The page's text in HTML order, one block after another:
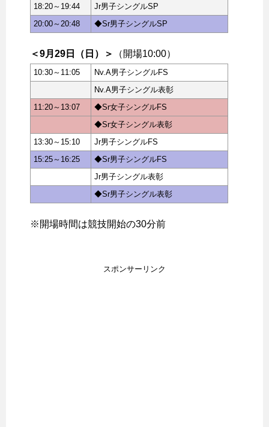
18:20～19:44
Jr男子シングルSP
20:00～20:48
◆Sr男子シングルSP
＜9月29日（日）＞ （開場10:00）
10:30～11:05
Nv.A男子シングルFS
Nv.A男子シングル表彰
11:20～13:07
◆Sr女子シングルFS
◆Sr女子シングル表彰
13:30～15:10
Jr男子シングルFS
15:25～16:25
◆Sr男子シングルFS
Jr男子シングル表彰
◆Sr男子シングル表彰
※開場時間は競技開始の30分前
スポンサーリンク